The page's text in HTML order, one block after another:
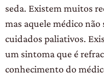
seda. Existem muitos
mas aquele médico não
cuidados paliativos.
um sintoma que é
conhecimento do